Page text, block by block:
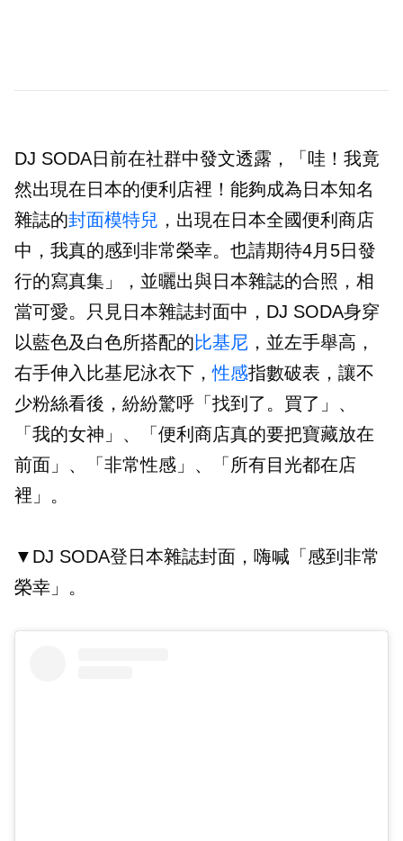
DJ SODA日前在社群中發文透露，「哇！我竟
然出現在日本的便利店裡！能夠成為日本知名
雜誌的封面模特兒 ，出現在日本全國便利商店
中，我真的感到非常榮幸。也請期待4月5日發
行的寫真集」，並曬出與日本雜誌的合照，相
當可愛。只見日本雜誌封面中，DJ SODA身穿
以藍色及白色所搭配的比基尼 ，並左手舉高，
右手伸入比基尼泳衣下，性感指數破表，讓不
少粉絲看後，紛紛驚呼「找到了。買了」、
「我的女神」、「便利商店真的要把寶藏放在
前面」、「非常性感」、「所有目光都在店
裡」。
▼DJ SODA登日本雜誌封面，嗨喊「感到非常
榮幸」。